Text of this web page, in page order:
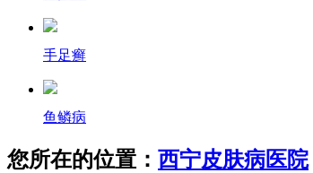
手足癣
鱼鳞病
您所在的位置： 西宁皮肤病医院